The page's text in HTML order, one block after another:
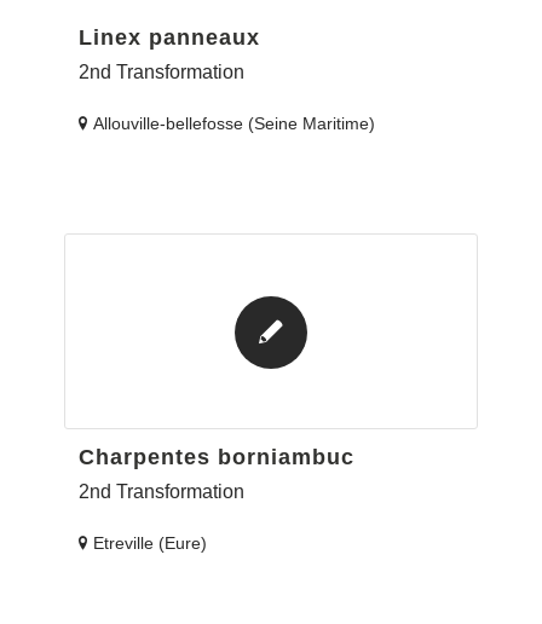
Linex panneaux
2nd Transformation
Allouville-bellefosse (Seine Maritime)
Charpentes borniambuc
2nd Transformation
Etreville (Eure)